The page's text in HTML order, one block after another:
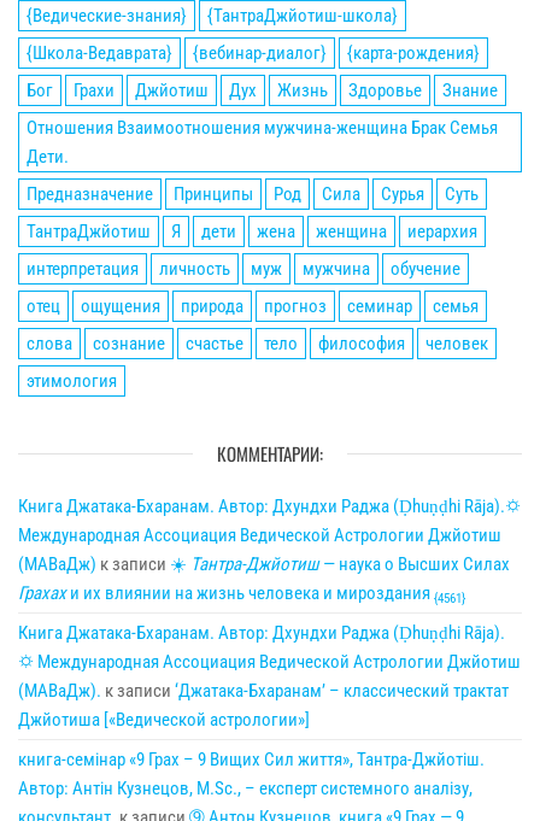
{Ведические-знания}
{ТантраДжйотиш-школа}
{Школа-Ведаврата}
{вебинар-диалог}
{карта-рождения}
Бог
Грахи Джйотиш Дух Жизнь Здоровье
Знание
Отношения Взаимоотношения мужчина-женщина Брак Семья
Дети.
Предназначение
Принципы Род Сила Сурья
Суть
ТантраДжйотиш
Я дети жена женщина
иерархия
интерпретация
личность муж мужчина
обучение
отец
ощущения природа прогноз семинар
семья
слова
сознание счастье тело философия
человек
этимология
КОММЕНТАРИИ:
Книга Джатака-Бхаранам. Автор: Дхундхи Раджа (Ḍhuṇḍhi Rāja).🌣
Международная Ассоциация Ведической Астрологии Джйотиш
(МАВаДж) к записи ☀ Тантра-Джйотиш— наука о Высших Силах
Грахахи их влиянии на жизнь человека и мироздания {4561}
Книга Джатака-Бхаранам. Автор: Дхундхи Раджа (Ḍhuṇḍhi Rāja).
🌣 Международная Ассоциация Ведической Астрологии Джйотиш
(МАВаДж). к записи ‘Джатака-Бхаранам’ – классический трактат
Джйотиша [«Ведической астрологии»]
книга-семінар «9 Грах – 9 Вищих Сил життя», Тантра-Джйотіш.
Автор: Антін Кузнецов, M.Sc., – експерт системного аналізу,